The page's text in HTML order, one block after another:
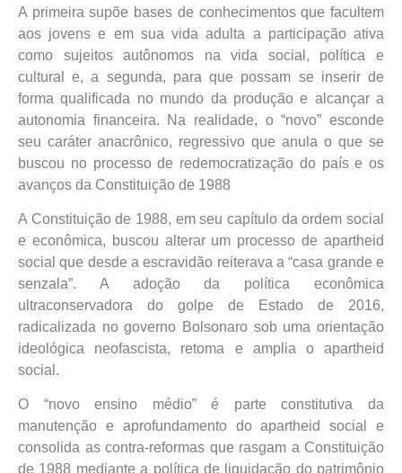
A primeira supõe bases de conhecimentos que facultem
aos jovens e em sua vida adulta a participação ativa
como sujeitos autônomos na vida social, política e
cultural e, a segunda, para que possam se inserir de
forma qualificada no mundo da produção e alcançar a
autonomia financeira. Na realidade, o “novo” esconde
seu caráter anacrônico, regressivo que anula o que se
buscou no processo de redemocratização do país e os
avanços da Constituição de 1988
A Constituição de 1988, em seu capítulo da ordem social
e econômica, buscou alterar um processo de apartheid
social que desde a escravidão reiterava a “casa grande e
senzala”. A adoção da política econômica
ultraconservadora do golpe de Estado de 2016,
radicalizada no governo Bolsonaro sob uma orientação
ideológica neofascista, retoma e amplia o apartheid
social.
O “novo ensino médio” é parte constitutiva da
manutenção e aprofundamento do apartheid social e
consolida as contra-reformas que rasgam a Constituição
de 1988 mediante a política de liquidação do patrimônio